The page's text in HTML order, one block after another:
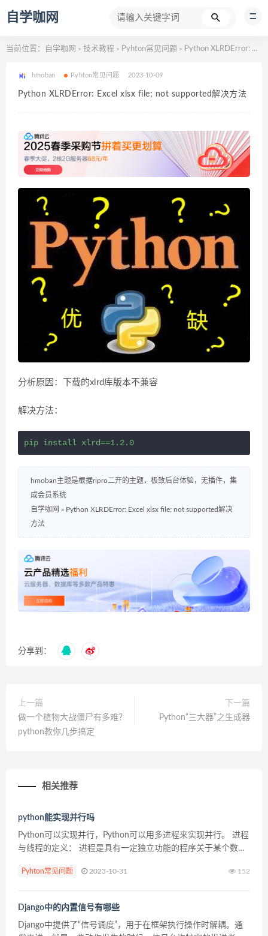
自学咖网
当前位置： 自学咖网 > 技术教程 > Pyhton常见问题 > Python XLRDError: Excel xlsx file; not supported解决方法
hmoban Pyhton常见问题 2023-10-09
Python XLRDError: Excel xlsx file; not supported解决方法
分析原因：下载的xlrd库版本不兼容
解决方法：
pip install xlrd==1.2.0
hmoban主题是根据ripro二开的主题，极致后台体验，无插件，集
成会员系统
自学咖网 » Python XLRDError: Excel xlsx file; not supported解决
方法
分享到：
上一篇
做一个植物大战僵尸有多难？
python教你几步搞定
下一篇
Python“三大器”之生成器
相关推荐
python能实现并行吗
Python可以实现并行，Python可以用多进程来实现并行。 进程
与线程的定义： 进程是具有一定独立功能的程序关于某个数据
独立单位。 线程是进程的一个实体,是CP...
Pyhton常见问题 2023-10-31 152
Django中的内置信号有哪些
Django中提供了“信号调度”，用于在框架执行操作时解耦。通